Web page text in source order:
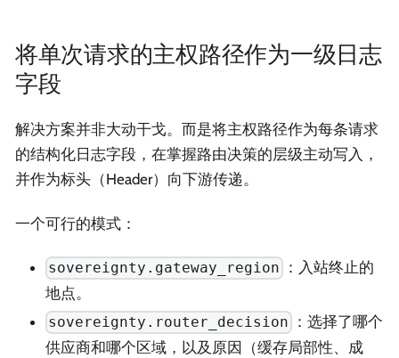
将单次请求的主权路径作为一级日志
字段
解决方案并非大动干戈。而是将主权路径作为每条请求
的结构化日志字段，在掌握路由决策的层级主动写入，
并作为标头（Header）向下游传递。
一个可行的模式：
sovereignty.gateway_region
：入站终止的
地点。
sovereignty.router_decision
：选择了哪个
供应商和哪个区域，以及原因（缓存局部性、成